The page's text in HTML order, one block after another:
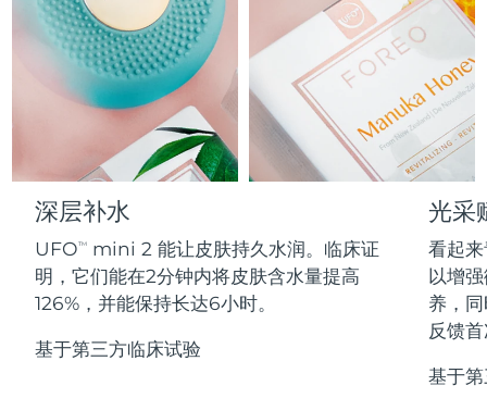
深层补水
UFOTM
mini 2 能让皮肤持久水润。临床证
明，它们能在2分钟内将皮肤含水量提高
126%，并能保持长达6小时。
基于第三方临床试验
光采
看起
以增
养，
反馈
基于
FAQ™产品
All anti-aging treatments
FAQ™产品
All LED treatments
FAQ™ products
All toning treatments
PEACH™ 2
IPL hair removal
PEACH™ 2 go
Travel-friendly IPL hair removal
PEACH™ Cooling Prep Gel
Cooling IPL hair removal gel
LUNA™ 4 body
Massaging body brush
SUPERCHARGED™ serum
Firming body serum
痘肌护理
ESPADA™ 2 plus
Recurring acne LED therapy
ESPADA™ 2
ESPADA™ Blemish Solution
Concentrated acne gel
眼部护理
BEAR™ 2 eyes & lips
Microcurrent line smoothing device
IRIS™ 2
眼部护肤
Advanced eye care treatment
KIWI™ derma
Diamond microdermabrasion .
KIWI™
护发
LUNA™ 4 hair
2-in-1 LED scalp massager
FLIP™ play advanced
牙齿美白
NEW
issa™ Teeth Whitening Set
Dual LED + sonic device & 18% PAP gel
更多的
直布罗陀 预计送达日期 8/12/26
预计送达日期 8/8/26
中国香港特别行政区 预计送达日期8/9/26
匈牙利 预计送达日期8/8/26
印度尼西亚 预计送达日期 8/6/26
爱尔兰 8/8/26
8/10/26